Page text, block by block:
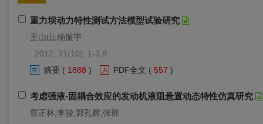
重力坝动力特性测试方法模型试验研究
王山山;杨振宇
. 2012, 31(10): 1-3,8.
摘要 ( 1888 ) PDF全文 ( 557 )
考虑强液-固耦合效应的发动机液阻悬置动态特性仿真研究
曹正林;李骏;郭孔辉;张群